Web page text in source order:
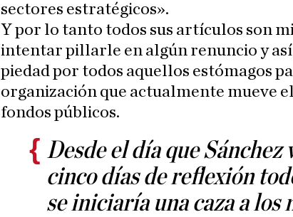
sectores estratégicos».
Y por lo tanto todos sus artículos son
intentar pillarle en algún renuncio y
piedad por todos aquellos estómagos
organización que actualmente mueve
fondos públicos.
Desde el día que Sánchez
cinco días de reflexión
se iniciaría una caza a los